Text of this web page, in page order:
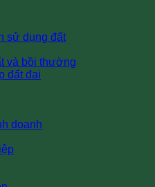
sử dụng đất
và bồi thường
đất đai
doanh